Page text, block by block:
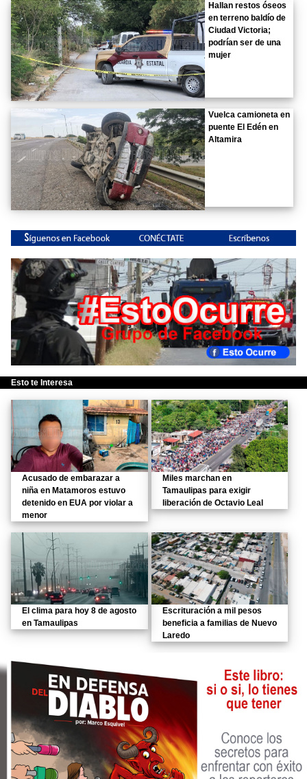
Hallan restos óseos
en terreno baldío de
Ciudad Victoria;
podrían ser de una
mujer
Vuelca camioneta en
puente El Edén en
Altamira
Esto te Interesa
Acusado de embarazar a
niña en Matamoros estuvo
detenido en EUA por violar a
menor
Miles marchan en
Tamaulipas para exigir
liberación de Octavio Leal
El clima para hoy 8 de agosto
en Tamaulipas
Escrituración a mil pesos
beneficia a familias de Nuevo
Laredo